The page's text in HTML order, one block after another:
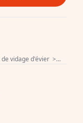
de vidage d'évier > PB Kit